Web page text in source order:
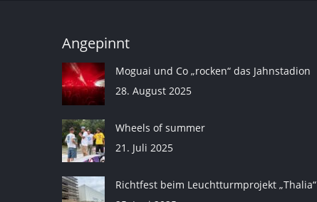
Angepinnt
Moguai und Co „rocken“ das Jahnstadion
28. August 2025
Wheels of summer
21. Juli 2025
Richtfest beim Leuchtturmprojekt „Thalia“